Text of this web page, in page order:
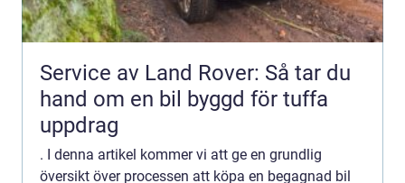
Service av Land Rover: Så tar du
hand om en bil byggd för tuffa
uppdrag
. I denna artikel kommer vi att ge en grundlig
översikt över processen att köpa en begagnad bil